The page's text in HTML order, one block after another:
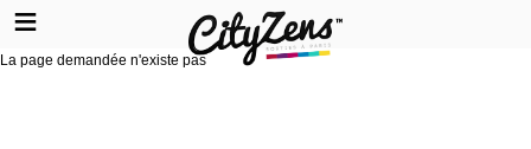
La page demandée n'existe pas